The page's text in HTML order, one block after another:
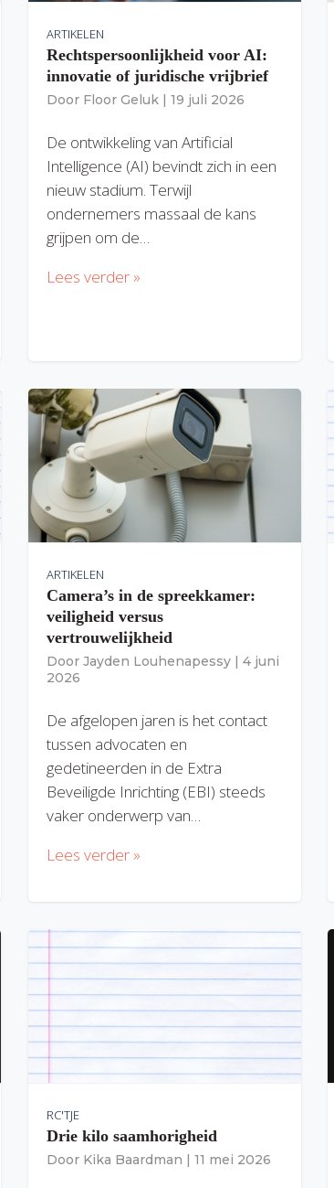
ARTIKELEN
Rechtspersoonlijkheid voor AI:
innovatie of juridische vrijbrief
Door Floor Geluk | 19 juli 2026
De ontwikkeling van Artificial
Intelligence (AI) bevindt zich in een
nieuw stadium. Terwijl
ondernemers massaal de kans
grijpen om de…
Lees verder »
ARTIKELEN
Camera’s in de spreekkamer:
veiligheid versus
vertrouwelijkheid
Door Jayden Louhenapessy | 4 juni
2026
De afgelopen jaren is het contact
tussen advocaten en
gedetineerden in de Extra
Beveiligde Inrichting (EBI) steeds
vaker onderwerp van…
Lees verder »
RC'TJE
Drie kilo saamhorigheid
Door Kika Baardman | 11 mei 2026